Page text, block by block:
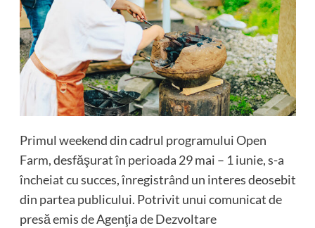
Primul weekend din cadrul programului Open
Farm, desfăşurat în perioada 29 mai – 1 iunie, s-a
încheiat cu succes, înregistrând un interes deosebit
din partea publicului. Potrivit unui comunicat de
presă emis de Agenţia de Dezvoltare